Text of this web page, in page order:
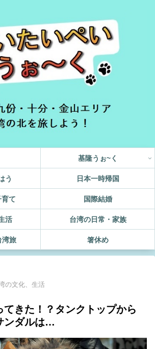
基隆うぉ~く
う 日本一時帰国
て 国際結婚
活 台湾の日常・家族
湾旅 箸休め
の文化、生活
てきた！？タンクトップから
ンダルは…